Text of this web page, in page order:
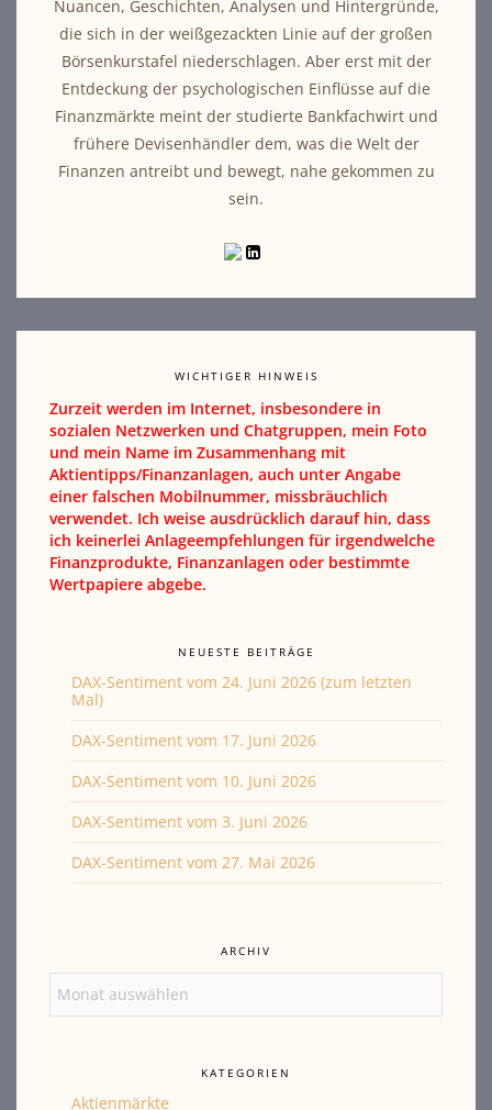
Nuancen, Geschichten, Analysen und Hintergründe,
die sich in der weißgezackten Linie auf der großen
Börsenkurstafel niederschlagen. Aber erst mit der
Entdeckung der psychologischen Einflüsse auf die
Finanzmärkte meint der studierte Bankfachwirt und
frühere Devisenhändler dem, was die Welt der
Finanzen antreibt und bewegt, nahe gekommen zu
sein.
WICHTIGER HINWEIS
Zurzeit werden im Internet, insbesondere in
sozialen Netzwerken und Chatgruppen, mein Foto
und mein Name im Zusammenhang mit
Aktientipps/Finanzanlagen, auch unter Angabe
einer falschen Mobilnummer, missbräuchlich
verwendet. Ich weise ausdrücklich darauf hin, dass
ich keinerlei Anlageempfehlungen für irgendwelche
Finanzprodukte, Finanzanlagen oder bestimmte
Wertpapiere abgebe.
NEUESTE BEITRÄGE
DAX-Sentiment vom 24. Juni 2026 (zum letzten
Mal)
DAX-Sentiment vom 17. Juni 2026
DAX-Sentiment vom 10. Juni 2026
DAX-Sentiment vom 3. Juni 2026
DAX-Sentiment vom 27. Mai 2026
ARCHIV
KATEGORIEN
Aktienmärkte